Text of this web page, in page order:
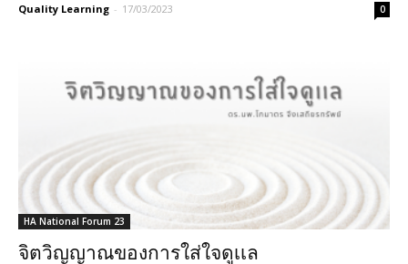
Quality Learning - 17/03/2023 0
HA National Forum 23
จิตวิญญาณของการใส่ใจดูเเล